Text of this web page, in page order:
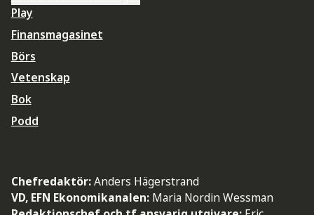
Play
Finansmagasinet
Börs
Vetenskap
Bok
Podd
Chefredaktör:Anders Hägerstrand
VD, EFN Ekonomikanalen: Maria Nordin Wessman